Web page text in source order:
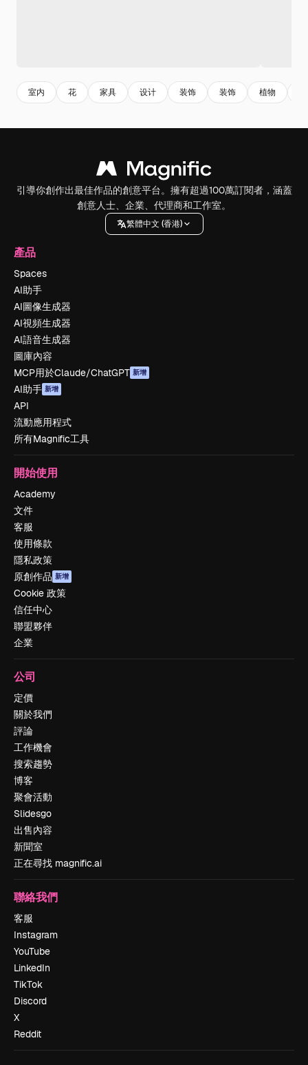
室内 花 家具 设计 装饰 装饰 植物
引導你創作出最佳作品的創意平台。擁有超過100萬訂閱者，涵蓋
創意人士、企業、代理商和工作室。
繁體中文 (香港)
產品
Spaces
AI助手
AI圖像生成器
AI視頻生成器
AI語音生成器
圖庫內容
MCP用於Claude/ChatGPT 新增
AI助手 新增
API
流動應用程式
所有Magnific工具
開始使用
Academy
文件
客服
使用條款
隱私政策
原創作品 新增
Cookie 政策
信任中心
聯盟夥伴
企業
公司
定價
關於我們
評論
工作機會
搜索趨勢
博客
聚會活動
Slidesgo
出售內容
新聞室
正在尋找 magnific.ai
聯絡我們
客服
Instagram
YouTube
LinkedIn
TikTok
Discord
X
Reddit